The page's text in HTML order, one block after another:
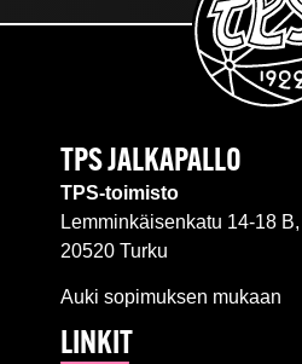
TPS JALKAPALLO
TPS-toimisto
Lemminkäisenkatu 14-18
20520 Turku
Auki sopimuksen mukaan
LINKIT